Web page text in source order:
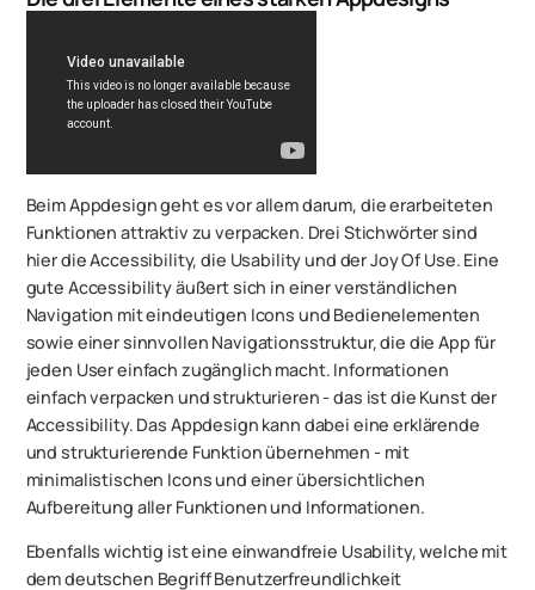
Beim Appdesign geht es vor allem darum, die erarbeiteten
Funktionen attraktiv zu verpacken. Drei Stichwörter sind
hier die Accessibility, die Usability und der Joy Of Use. Eine
gute Accessibility äußert sich in einer verständlichen
Navigation mit eindeutigen Icons und Bedienelementen
sowie einer sinnvollen Navigationsstruktur, die die App für
jeden User einfach zugänglich macht. Informationen
einfach verpacken und strukturieren - das ist die Kunst der
Accessibility. Das Appdesign kann dabei eine erklärende
und strukturierende Funktion übernehmen - mit
minimalistischen Icons und einer übersichtlichen
Aufbereitung aller Funktionen und Informationen.
Ebenfalls wichtig ist eine einwandfreie Usability, welche mit
dem deutschen Begriff Benutzerfreundlichkeit